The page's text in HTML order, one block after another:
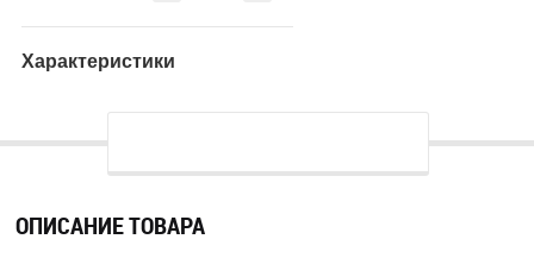
Характеристики
ОПИСАНИЕ ТОВАРА